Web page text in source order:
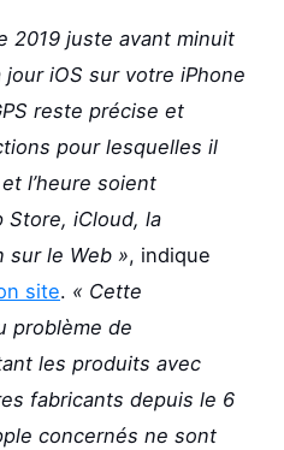
2019 juste avant minuit
iOS sur votre iPhone
reste précise et
pour lesquelles il
l’heure soient
Store, iCloud, la
sur le Web », indique
site. « Cette
problème de
les produits avec
fabricants depuis le 6
concernés ne sont